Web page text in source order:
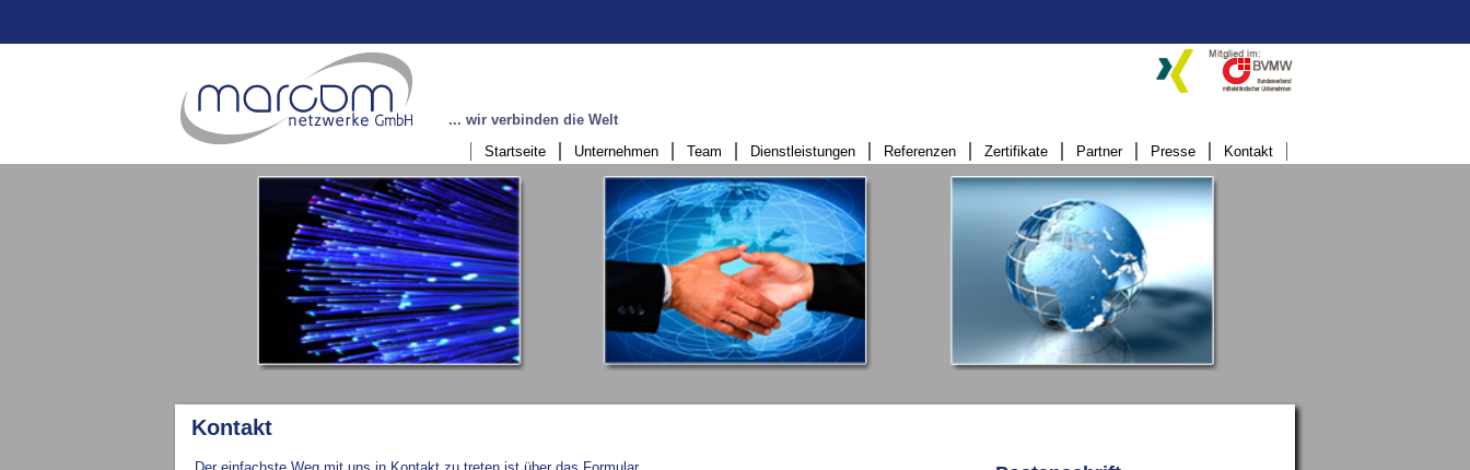
... wir verbinden die Welt
Startseite Unternehmen Team Dienstleistungen Referenzen Zertifikate Partner Presse Kontakt
Kontakt